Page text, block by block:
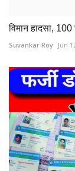
विमान हादसा,
Suvankar Roy Jun